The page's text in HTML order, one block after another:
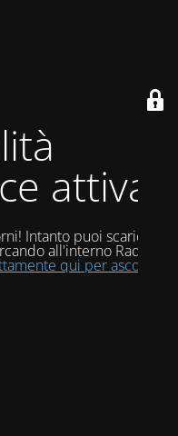
attiva
Intanto puoi scaricare
all'interno Radio
qui per ascoltarci!